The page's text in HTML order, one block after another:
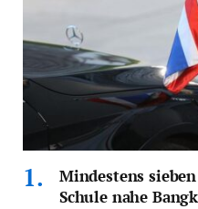
Mindestens
Schule nahe